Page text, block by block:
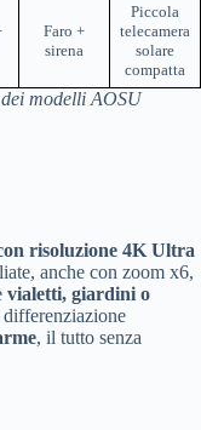
Faro +
sirena
Piccola
telecamera
solare
compatta
modelli AOSU
risoluzione 4K Ultra
anche con zoom x6,
vialetti, giardini o
differenziazione
, il tutto senza